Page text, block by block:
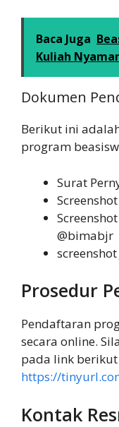
Baca Juga
Kuliah
Dokumen
Berikut ini
program
Surat
@bimabjr
Prosedur
Pendaftaran
secara online.
pada link
https://
Kontak